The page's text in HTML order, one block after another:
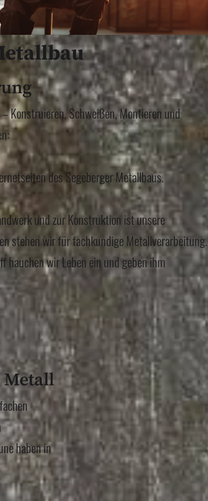
Konstruieren, Schweißen, Montieren und
des Segeberger Metallbaus.
und zur Konstruktion ist unsere
stehen wir für fachkundige Metallverarbeitung.
hauchen wir Leben ein und geben ihm
Metall
haben in